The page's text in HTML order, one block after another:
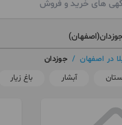
در اصفهان / جوزدان
آبشار باغ زیار